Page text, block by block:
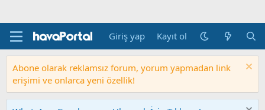
Giriş yap Kayıt ol
Abone olarak reklamsız forum, yorum yapmadan link
erişimi ve onlarca yeni özellik!